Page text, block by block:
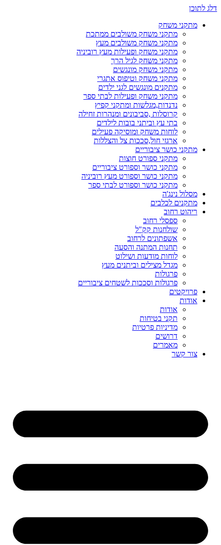
דלג לתוכן
מתקני משחק
מתקני משחק משולבים ממתכת
מתקני משחק משולבים מעץ
מתקני משחק ופעילות מעץ רוביניה
מתקני משחק לגיל הרך
מתקני משחק מונגשים
מתקני משחק וטיפוס אתגרי
מתקנים מונגשים לגני ילדים
מתקני משחק ופעילות לבתי ספר
נדנדות,מגלשות ומתקני קפיץ
קרוסלות ,סביבונים ומנהרות זחילה
בתי עץ וביתני בובות לילדים
לוחות משחק ומוסיקה פעילים
ארגזי חול,סככות צל והצללות
מתקני כושר ציבוריים
מתקני ספורט חוצות
מתקני כושר וספורט ציבוריים
מתקני כושר וספורט מעץ רוביניה
מתקני כושר וספורט לבתי ספר
מסלול נינג'ה
מתקנים לכלבים
ריהוט רחוב
ספסלי רחוב
שולחנות קק"ל
אשפתונים לרחוב
תחנות המתנה והסעה
לוחות מודעות ושילוט
מגדל מצילים וביתנים מעץ
פרגולות
פרגולות וסככות לשטחים ציבוריים
פרויקטים
אודות
אודות
תקני בטיחות
מדיניות פרטיות
דרושים
מאמרים
צור קשר